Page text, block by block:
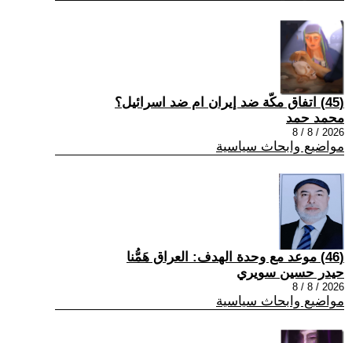
(45) اتفاق مكّة ضد إيران ام ضد اسرائيل؟
محمد حمد
2026 / 8 / 8
مواضيع وابحاث سياسية
(46) موعد مع وحدة الهدف: العراق هَمُّنا
حيدر حسين سويري
2026 / 8 / 8
مواضيع وابحاث سياسية